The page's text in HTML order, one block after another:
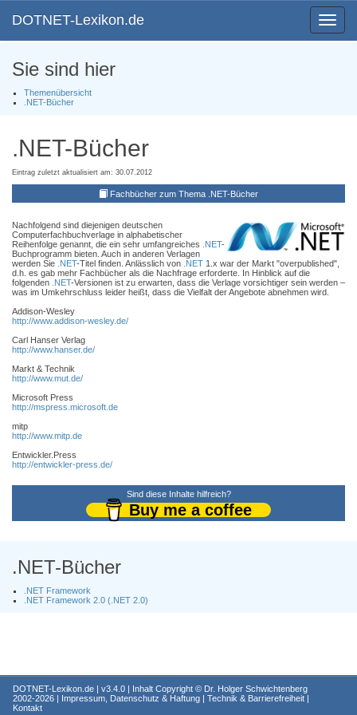
Toggle
DOTNET-Lexikon.de
Sie sind hier
Themenübersicht
.NET-Bücher
.NET-Bücher
Eintrag zuletzt aktualisiert am: 30.07.2012
Fachbücher zum Thema .NET-Bücher
Nachfolgend sind diejenigen deutschen
Computerfachbuchverlage in alphabetischer
Reihenfolge genannt, die ein sehr umfangreiches
.NET-
Buchprogramm bieten. Auch in anderen Verlagen
werden Sie .NET-Titel finden. Anlässlich von .NET 1.x war der Markt "overpublished",
d.h. es gab mehr Fachbücher als die Nachfrage erforderte. In Hinblick auf die
folgenden .NET-Versionen ist zu erwarten, dass die Verlage vorsichtiger sein werden –
was im Umkehrschluss leider heißt, dass die Vielfalt der Angebote abnehmen wird.
Addison-Wesley
http://www.addison-wesley.de/
Carl Hanser Verlag
http://www.hanser.de/
Markt & Technik
http://www.mut.de/
Microsoft Press
http://mspress.microsoft.de
mitp
http://www.mitp.de
Entwickler.Press
http://entwickler-press.de/
Sind diese Inhalte hilfreich?
Buy me a coffee
.NET-Bücher
.NET Framework
.NET Framework 2.0 (.NET 2.0)
DOTNET-Lexikon.de | v3.4.0 | Inhalt Copyright © Dr. Holger Schwichtenberg
2002-2026 | Impressum, Datenschutz & Haftung | Technik & Barrierefreiheit |
Kontakt